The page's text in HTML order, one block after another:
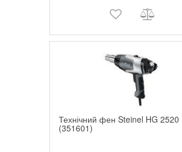
Технічний фен Steinel HG 2520
(351601)